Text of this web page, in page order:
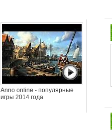
Anno online - популярные
игры 2014 года